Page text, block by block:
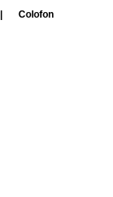
Colofon